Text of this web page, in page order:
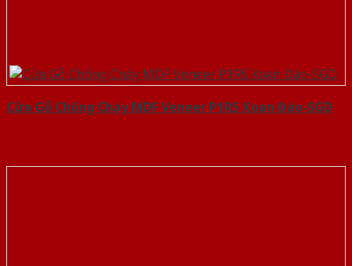
Cửa Gỗ Chống Cháy MDF Veneer P1R5 Xoan Đào-SGD